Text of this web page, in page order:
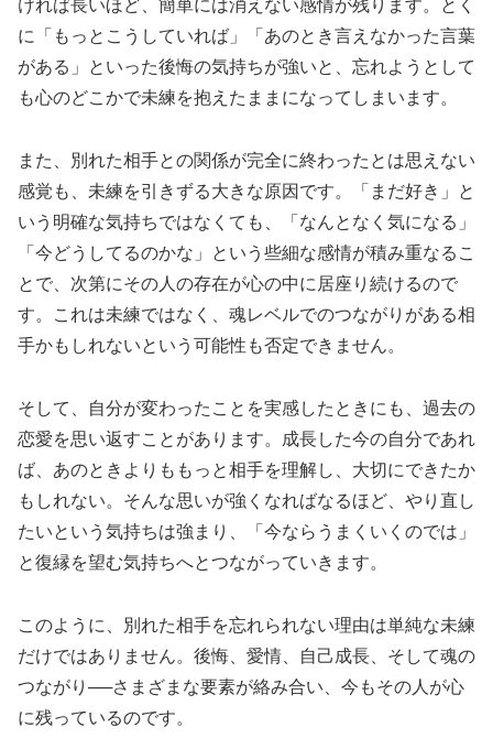
ければ長いほど、簡単には消えない感情が残ります。とく
に「もっとこうしていれば」「あのとき言えなかった言葉
がある」といった後悔の気持ちが強いと、忘れようとして
も心のどこかで未練を抱えたままになってしまいます。
また、別れた相手との関係が完全に終わったとは思えない
感覚も、未練を引きずる大きな原因です。「まだ好き」と
いう明確な気持ちではなくても、「なんとなく気になる」
「今どうしてるのかな」という些細な感情が積み重なるこ
とで、次第にその人の存在が心の中に居座り続けるので
す。これは未練ではなく、魂レベルでのつながりがある相
手かもしれないという可能性も否定できません。
そして、自分が変わったことを実感したときにも、過去の
恋愛を思い返すことがあります。成長した今の自分であれ
ば、あのときよりももっと相手を理解し、大切にできたか
もしれない。そんな思いが強くなればなるほど、やり直し
たいという気持ちは強まり、「今ならうまくいくのでは」
と復縁を望む気持ちへとつながっていきます。
このように、別れた相手を忘れられない理由は単純な未練
だけではありません。後悔、愛情、自己成長、そして魂の
つながり──さまざまな要素が絡み合い、今もその人が心
に残っているのです。